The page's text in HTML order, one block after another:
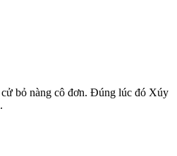
bỏ nàng cô đơn. Đúng lúc đó Xúy